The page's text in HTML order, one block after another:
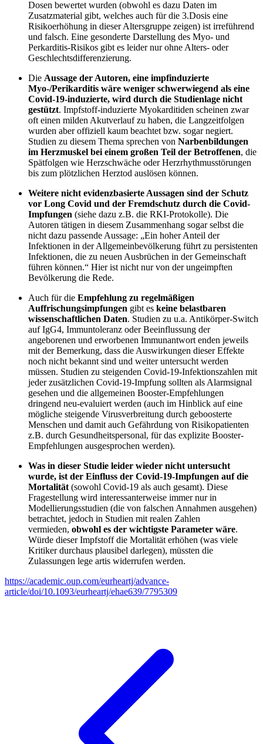
Dosen bewertet wurden (obwohl es dazu Daten im
Zusatzmaterial gibt, welches auch für die 3.Dosis eine
Risikoerhöhung in dieser Altersgruppe zeigen) ist irreführend
und falsch. Eine gesonderte Darstellung des Myo- und
Perkarditis-Risikos gibt es leider nur ohne Alters- oder
Geschlechtsdifferenzierung.
Die Aussage der Autoren, eine impfinduzierte
Myo-/Perikarditis wäre weniger schwerwiegend als eine
Covid-19-induzierte, wird durch die Studienlage nicht
gestützt. Impfstoff-induzierte Myokarditiden scheinen zwar
oft einen milden Akutverlauf zu haben, die Langzeitfolgen
wurden aber offiziell kaum beachtet bzw. sogar negiert.
Studien zu diesem Thema sprechen von Narbenbildungen
im Herzmuskel bei einem großen Teil der Betroffenen, die
Spätfolgen wie Herzschwäche oder Herzrhythmusstörungen
bis zum plötzlichen Herztod auslösen können.
Weitere nicht evidenzbasierte Aussagen sind der Schutz
vor Long Covid und der Fremdschutz durch die Covid-
Impfungen (siehe dazu z.B. die RKI-Protokolle). Die
Autoren tätigen in diesem Zusammenhang sogar selbst die
nicht dazu passende Aussage: „Ein hoher Anteil der
Infektionen in der Allgemeinbevölkerung führt zu persistenten
Infektionen, die zu neuen Ausbrüchen in der Gemeinschaft
führen können.“ Hier ist nicht nur von der ungeimpften
Bevölkerung die Rede.
Auch für die Empfehlung zu regelmäßigen
Auffrischungsimpfungen gibt es keine belastbaren
wissenschaftlichen Daten. Studien zu u.a. Antikörper-Switch
auf IgG4, Immuntoleranz oder Beeinflussung der
angeborenen und erworbenen Immunantwort enden jeweils
mit der Bemerkung, dass die Auswirkungen dieser Effekte
noch nicht bekannt sind und weiter untersucht werden
müssen. Studien zu steigenden Covid-19-Infektionszahlen mit
jeder zusätzlichen Covid-19-Impfung sollten als Alarmsignal
gesehen und die allgemeinen Booster-Empfehlungen
dringend neu-evaluiert werden (auch im Hinblick auf eine
mögliche steigende Virusverbreitung durch geboosterte
Menschen und damit auch Gefährdung von Risikopatienten
z.B. durch Gesundheitspersonal, für das explizite Booster-
Empfehlungen ausgesprochen werden).
Was in dieser Studie leider wieder nicht untersucht
wurde, ist der Einfluss der Covid-19-Impfungen auf die
Mortalität (sowohl Covid-19 als auch gesamt). Diese
Fragestellung wird interessanterweise immer nur in
Modellierungsstudien (die von falschen Annahmen ausgehen)
betrachtet, jedoch in Studien mit realen Zahlen
vermieden, obwohl es der wichtigste Parameter wäre.
Würde dieser Impfstoff die Mortalität erhöhen (was viele
Kritiker durchaus plausibel darlegen), müssten die
Zulassungen lege artis widerrufen werden.
https://academic.oup.com/eurheartj/advance-
article/doi/10.1093/eurheartj/ehae639/7795309